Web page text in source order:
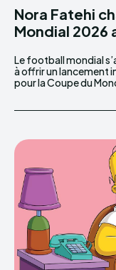
Nora Fatehi
Mondial 2026
Le football mondial
à offrir un lancement
pour la Coupe du
2026. Pour la
dans l’histoire du